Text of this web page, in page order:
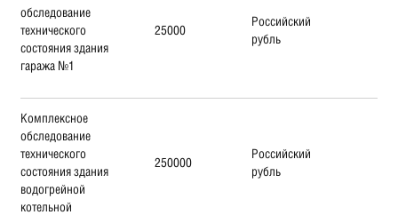
обследование
технического
состояния здания
гаража №1
25000
Российский
рубль
Комплексное
обследование
технического
состояния здания
водогрейной
котельной
250000
Российский
рубль